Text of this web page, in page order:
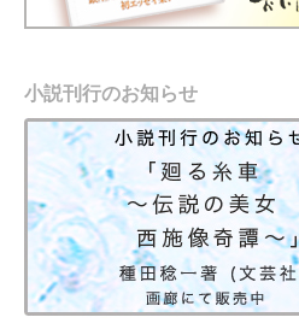
小説刊行のお知らせ